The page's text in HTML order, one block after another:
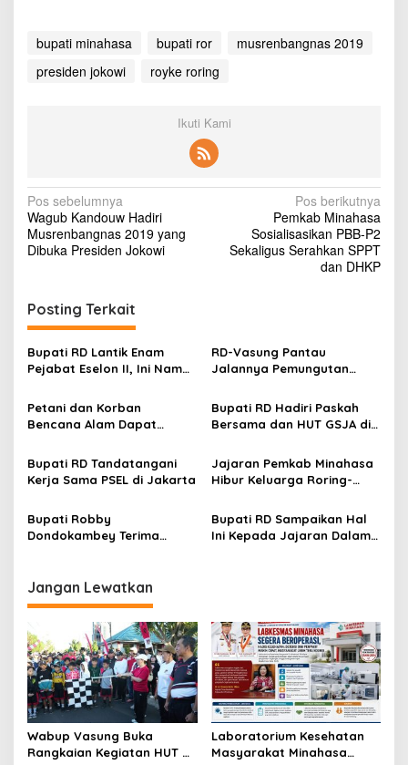
bupati minahasa bupati ror
musrenbangnas 2019
presiden jokowi
royke roring
Ikuti Kami
N
a
v
g
a
s
i
p
o
s
Pos sebelumnya
Wagub Kandouw Hadiri
Musrenbangnas 2019 yang
Dibuka Presiden Jokowi
Pos berikutnya
Pemkab Minahasa
Sosialisasikan PBB-P2
Sekaligus Serahkan SPPT
dan DHKP
Posting Terkait
Bupati RD Lantik Enam
Pejabat Eselon II, Ini Nama-
RD-Vasung Pantau
Jalannya Pemungutan
Minahasa
Petani dan Korban
Bencana Alam Dapat
Minahasa
Bupati RD Hadiri Paskah
Bersama dan HUT GSJA di
Bupati RD Tandatangani
Kerja Sama PSEL di Jakarta
Jajaran Pemkab Minahasa
Hibur Keluarga Roring-
Bupati Robby
Dondokambey Terima
Bupati RD Sampaikan Hal
Ini Kepada Jajaran Dalam
Jangan Lewatkan
Wabup Vasung Buka
Rangkaian Kegiatan HUT RI
Laboratorium Kesehatan
Masyarakat Minahasa